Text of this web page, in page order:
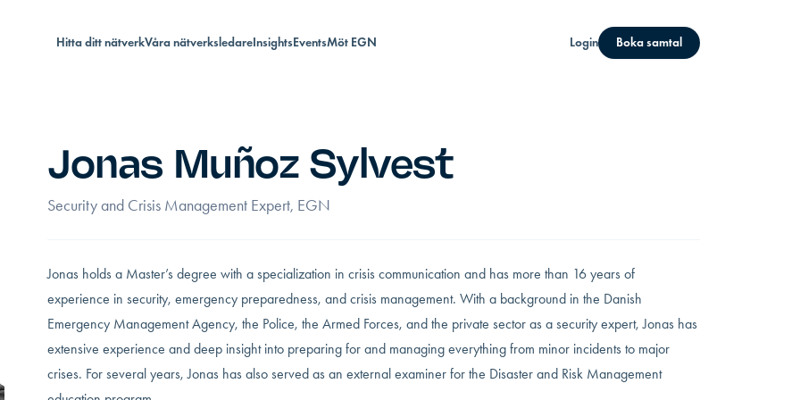
Hitta ditt nätverkVåra nätverksledareInsightsEventsMöt EGN Login Boka samtal
Jonas Muñoz Sylvest
Security and Crisis Management Expert, EGN
Jonas holds a Master’s degree with a specialization in crisis communication and has more than 16 years of
experience in security, emergency preparedness, and crisis management. With a background in the Danish
Emergency Management Agency, the Police, the Armed Forces, and the private sector as a security expert, Jonas has
extensive experience and deep insight into preparing for and managing everything from minor incidents to major
crises. For several years, Jonas has also served as an external examiner for the Disaster and Risk Management